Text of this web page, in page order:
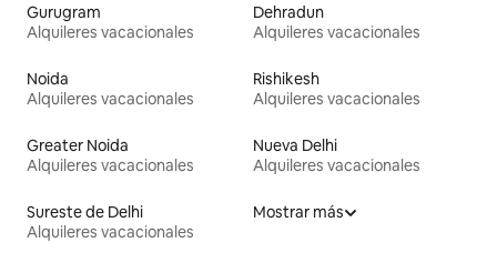
Gurugram
Alquileres vacacionales
Dehradun
Alquileres vacacionales
Noida
Alquileres vacacionales
Rishikesh
Alquileres vacacionales
Greater Noida
Alquileres vacacionales
Nueva Delhi
Alquileres vacacionales
Sureste de Delhi
Alquileres vacacionales
Mostrar más